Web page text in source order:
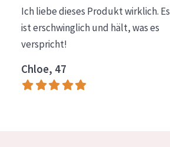
Lift+
Expert
Empfindliche Haut
Ich liebe dieses Produkt wirklich. Es
ist erschwinglich und hält, was es
verspricht!
Chloe, 47